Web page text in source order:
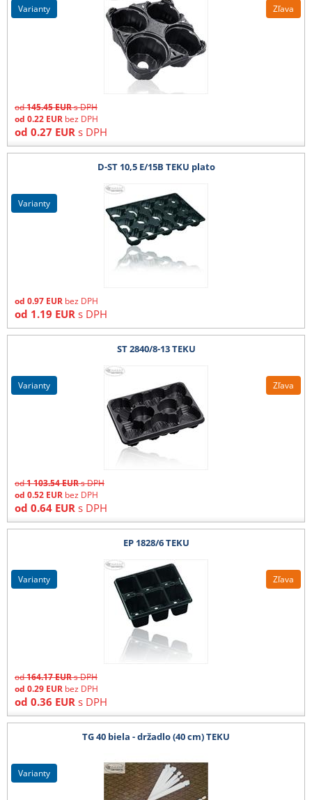
od145.45EURs DPH
Zľava
od 0.22 EUR bez DPH
od 0.27 EUR s DPH
varianty
D-ST 10,5 E/15B TEKU plato
od 0.97 EUR bez DPH
od 1.19 EUR s DPH
varianty
ST 2840/8-13 TEKU
od1 103.54EURs DPH
Zľava
od 0.52 EUR bez DPH
od 0.64 EUR s DPH
varianty
EP 1828/6 TEKU
od164.17EURs DPH
Zľava
od 0.29 EUR bez DPH
od 0.36 EUR s DPH
varianty
TG 40 biela - držadlo (40 cm) TEKU
varianty